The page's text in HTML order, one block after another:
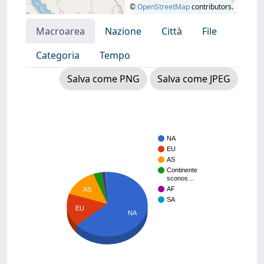
©OpenStreetMapcontributors.
Macroarea Nazione Città
File
Categoria
Tempo
Salva come PNG
Salva come JPEG
NA
EU
AS
Continente
sconos…
AF
SA
AS
EU
NA